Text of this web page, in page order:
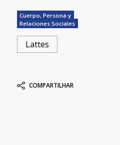
Cuerpo, Persona y
Relaciones Sociales
Lattes
COMPARTILHAR